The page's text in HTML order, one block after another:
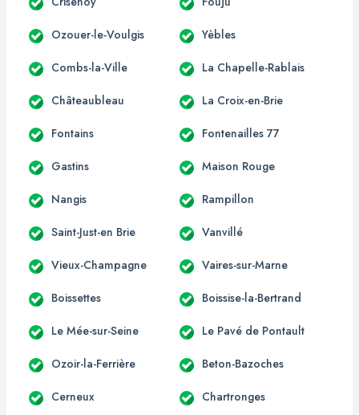
Ozouer-le-Voulgis Yèbles
Combs-la-Ville La Chapelle-Rablais
Châteaubleau La Croix-en-Brie
Fontains Fontenailles 77
Gastins Maison Rouge
Nangis Rampillon
Saint-Just-en Brie Vanvillé
Vieux-Champagne Vaires-sur-Marne
Boissettes Boissise-la-Bertrand
Le Mée-sur-Seine Le Pavé de Pontault
Ozoir-la-Ferrière Beton-Bazoches
Cerneux Chartronges